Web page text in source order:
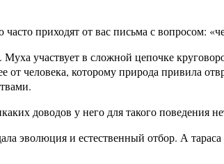
приходят от вас письма с вопросом:
участвует в сложной цепочке
от человека, которому природа привила
доводов у него для такого поведения
эволюция и естественный отбор. А